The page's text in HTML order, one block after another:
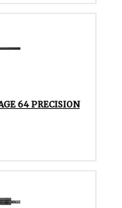
64 PRECISION